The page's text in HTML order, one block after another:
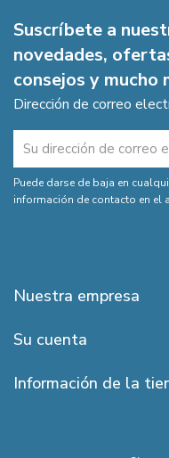
Suscríbete a
novedades,
consejos y mucho
Dirección de correo
Puede darse de baja en
información de contacto en el
Nuestra empresa
Su cuenta
Información de la